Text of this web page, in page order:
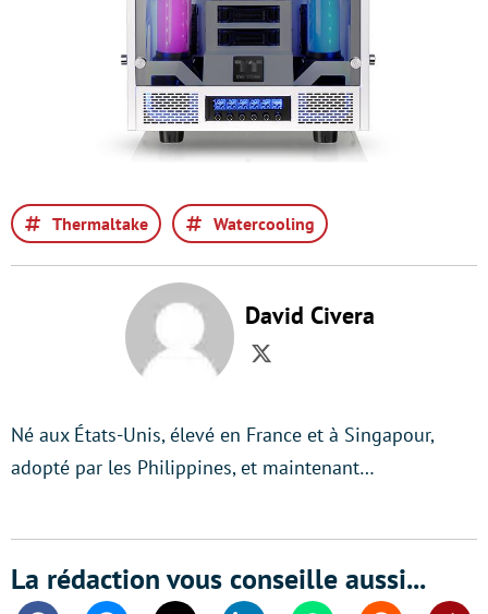
Thermaltake Watercooling
David Civera
Twitter
Né aux États-Unis, élevé en France et à Singapour,
adopté par les Philippines, et maintenant…
La rédaction vous conseille aussi...